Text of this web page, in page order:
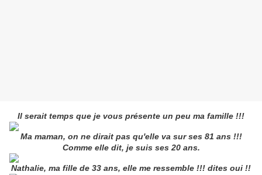
Il serait temps que je vous présente un peu ma famille !!!
Ma maman, on ne dirait pas qu'elle va sur ses 81 ans !!!
Comme elle dit, je suis ses 20 ans.
Nathalie, ma fille de 33 ans, elle me ressemble !!! dites oui !!